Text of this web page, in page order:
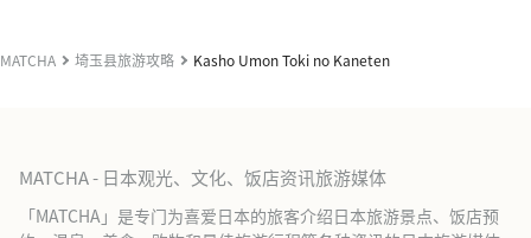
MATCHA 埼玉县旅游攻略 Kasho Umon Toki no Kaneten
MATCHA - 日本观光、文化、饭店资讯旅游媒体
「MATCHA」是专门为喜爱日本的旅客介绍日本旅游景点、饭店预